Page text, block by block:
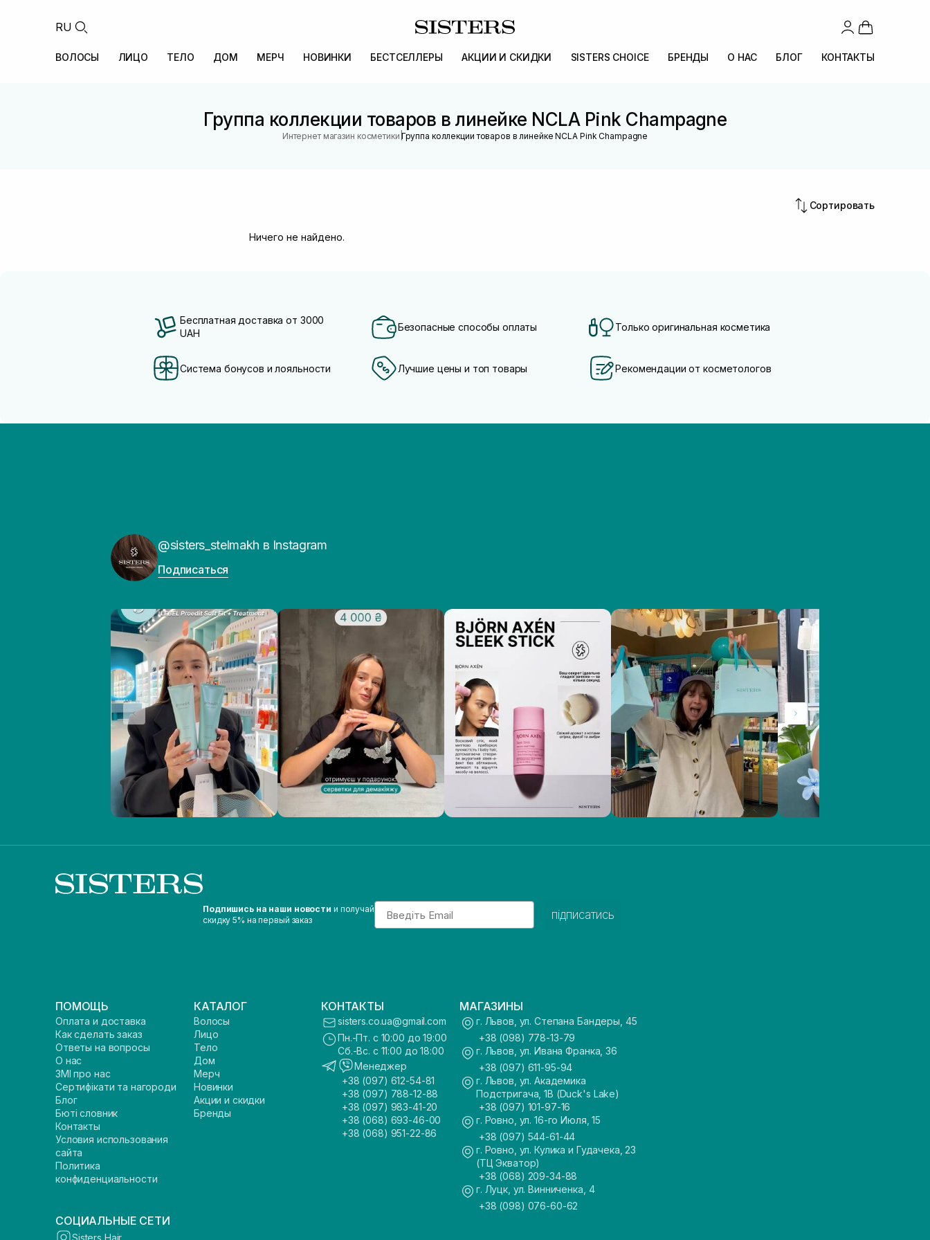
RU
ВОЛОСЫ ЛИЦО ТЕЛО ДОМ МЕРЧ НОВИНКИ БЕСТСЕЛЛЕРЫ АКЦИИ И СКИДКИ SISTERS CHOICE БРЕНДЫ О НАС БЛОГ КОНТАКТЫ
Группа коллекции товаров в линейке NCLA Pink Champagne
Интернет магазин косметики |Группа коллекции товаров в линейке NCLA Pink Champagne
Сортировать
Ничего не найдено.
Бесплатная доставка от 3000
UAH
Безопасные способы оплаты Только оригинальная косметика
Система бонусов и лояльности Лучшие цены и топ товары Рекомендации от косметологов
@sisters_stelmakh в Instagram
Подписаться
Подпишись на наши новости и получай
скидку 5% на первый заказ
Email
підписатись
ПОМОЩЬ
Оплата и доставка
Как сделать заказ
Ответы на вопросы
О нас
ЗМІ про нас
Сертифікати та нагороди
Блог
Бюті словник
Контакты
Условия использования
сайта
Политика
конфиденциальности
КАТАЛОГ
Волосы
Лицо
Тело
Дом
Мерч
Новинки
Акции и скидки
Бренды
КОНТАКТЫ
sisters.co.ua@gmail.com
Пн.-Пт. с 10:00 до 19:00
Сб.-Вс. с 11:00 до 18:00
Менеджер
+38 (097) 612-54-81
+38 (097) 788-12-88
+38 (097) 983-41-20
+38 (068) 693-46-00
+38 (068) 951-22-86
МАГАЗИНЫ
г. Львов, ул. Степана Бандеры, 45
+38 (098) 778-13-79
г. Львов, ул. Ивана Франка, 36
+38 (097) 611-95-94
г. Львов, ул. Академика
Подстригача, 1В (Duck's Lake)
+38 (097) 101-97-16
г. Ровно, ул. 16-го Июля, 15
+38 (097) 544-61-44
г. Ровно, ул. Кулика и Гудачека, 23
(ТЦ Экватор)
+38 (068) 209-34-88
г. Луцк, ул. Винниченка, 4
+38 (098) 076-60-62
СОЦИАЛЬНЫЕ СЕТИ
Sisters Hair